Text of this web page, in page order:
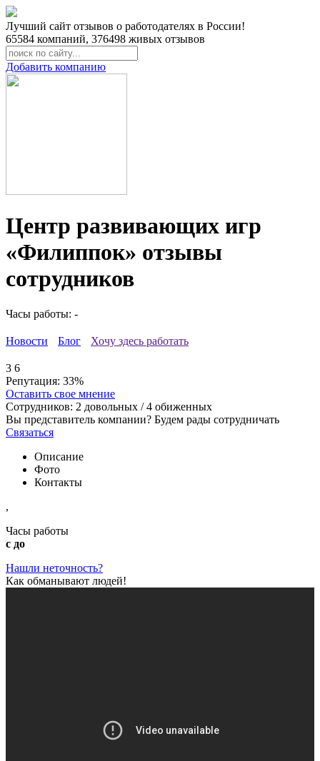
Лучший сайт отзывов о работодателях в России!
65584 компаний, 376498 живых отзывов
Добавить компанию
Центр развивающих игр
«Филиппок» отзывы
сотрудников
Часы работы: -
Новости Блог Хочу здесь работать
3 6
Репутация: 33%
Оставить свое мнение
Сотрудников: 2 довольных /4 обиженных
Вы представитель компании? Будем рады сотрудничать
Связаться
Описание
Фото
Контакты
,
Часы работы
с до
Нашли неточность?
Как обманывают людей!